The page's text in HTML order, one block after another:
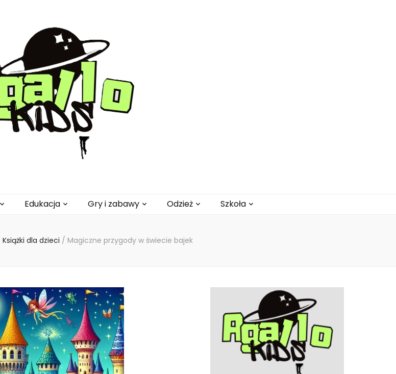
Edukacja Gry i zabawy Odzież Szkoła
Książki dla dzieci / Magiczne przygody w świecie bajek